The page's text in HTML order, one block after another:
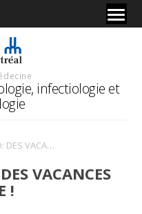
infectiologie et
CONCOURS PHOTO: DES VACANCES COMME ON LES AIME !
VACANCES
!